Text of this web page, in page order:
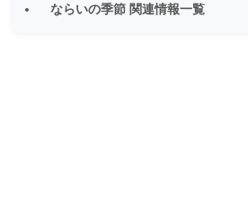
ならいの季節 関連情報一覧